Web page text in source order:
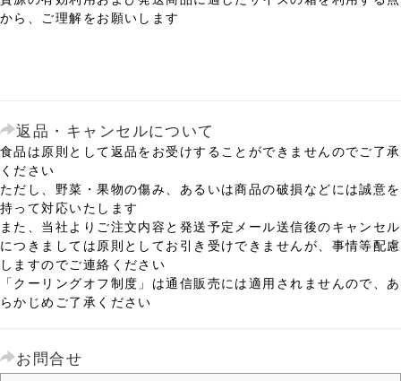
から、ご理解をお願いします
返品・キャンセルについて
食品は原則として返品をお受けすることができませんのでご了承
ください
ただし、野菜・果物の傷み、あるいは商品の破損などには誠意を
持って対応いたします
また、当社よりご注文内容と発送予定メール送信後のキャンセル
につきましては原則としてお引き受けできませんが、事情等配慮
しますのでご連絡ください
「クーリングオフ制度」は通信販売には適用されませんので、あ
らかじめご了承ください
お問合せ